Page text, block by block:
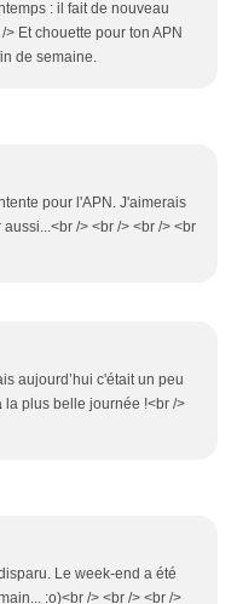
: il fait de nouveau
Et chouette pour ton APN
de semaine.
pour l'APN. J'aimerais
/> <br /> <br /> <br
aujourd’hui c'était un peu
plus belle journée !<br />
Le week-end a été
:o)<br /> <br /> <br />